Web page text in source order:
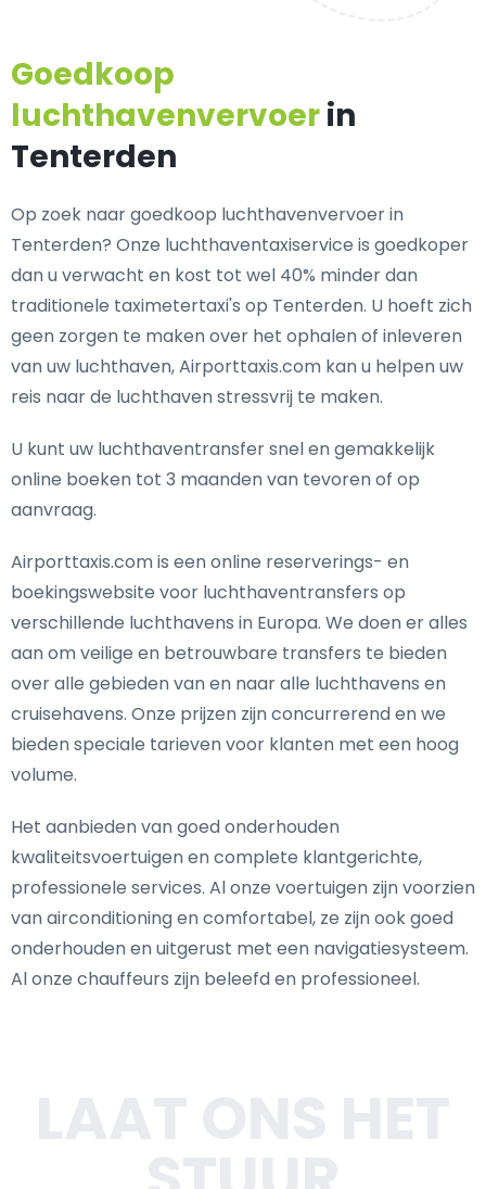
Goedkoop
luchthavenvervoerin
Tenterden
Op zoek naar goedkoop luchthavenvervoer in
Tenterden? Onze luchthaventaxiservice is goedkoper
dan u verwacht en kost tot wel 40% minder dan
traditionele taximetertaxi's op Tenterden. U hoeft zich
geen zorgen te maken over het ophalen of inleveren
van uw luchthaven, Airporttaxis.com kan u helpen uw
reis naar de luchthaven stressvrij te maken.
U kunt uw luchthaventransfer snel en gemakkelijk
online boeken tot 3 maanden van tevoren of op
aanvraag.
Airporttaxis.com is een online reserverings- en
boekingswebsite voor luchthaventransfers op
verschillende luchthavens in Europa. We doen er alles
aan om veilige en betrouwbare transfers te bieden
over alle gebieden van en naar alle luchthavens en
cruisehavens. Onze prijzen zijn concurrerend en we
bieden speciale tarieven voor klanten met een hoog
volume.
Het aanbieden van goed onderhouden
kwaliteitsvoertuigen en complete klantgerichte,
professionele services. Al onze voertuigen zijn voorzien
van airconditioning en comfortabel, ze zijn ook goed
onderhouden en uitgerust met een navigatiesysteem.
Al onze chauffeurs zijn beleefd en professioneel.